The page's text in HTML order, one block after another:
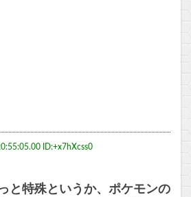
ID:+x7hXcss0
と特殊というか、ポケモンの